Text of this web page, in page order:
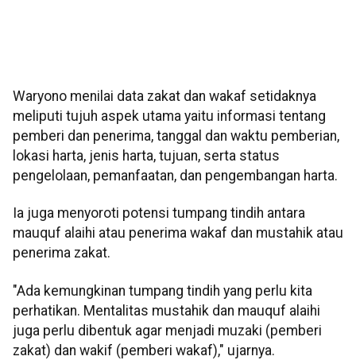
Waryono menilai data zakat dan wakaf setidaknya
meliputi tujuh aspek utama yaitu informasi tentang
pemberi dan penerima, tanggal dan waktu pemberian,
lokasi harta, jenis harta, tujuan, serta status
pengelolaan, pemanfaatan, dan pengembangan harta.
Ia juga menyoroti potensi tumpang tindih antara
mauquf alaihi atau penerima wakaf dan mustahik atau
penerima zakat.
"Ada kemungkinan tumpang tindih yang perlu kita
perhatikan. Mentalitas mustahik dan mauquf alaihi
juga perlu dibentuk agar menjadi muzaki (pemberi
zakat) dan wakif (pemberi wakaf)," ujarnya.